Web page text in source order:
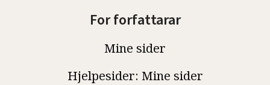
For forfattarar
Mine sider
Hjelpesider: Mine sider